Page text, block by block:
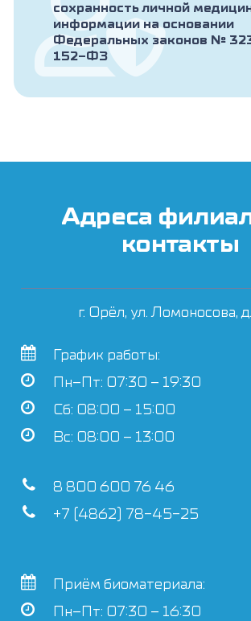
сохранность личной
информации на основании
Федеральных законов №
152-ФЗ
Адреса
контакты
г. Орёл, ул. Ломоносова,
График работы:
Пн–Пт: 07:30 – 19:30
Сб: 08:00 – 15:00
Вс: 08:00 – 13:00
8 800 600 76 46
+7 (4862) 78-45-25
Приём биоматериала:
Пн–Пт: 07:30 – 16:30